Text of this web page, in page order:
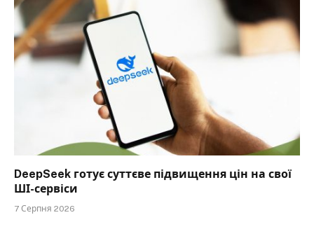
DeepSeek готує суттєве підвищення цін на свої
ШІ-сервіси
7 Серпня 2026